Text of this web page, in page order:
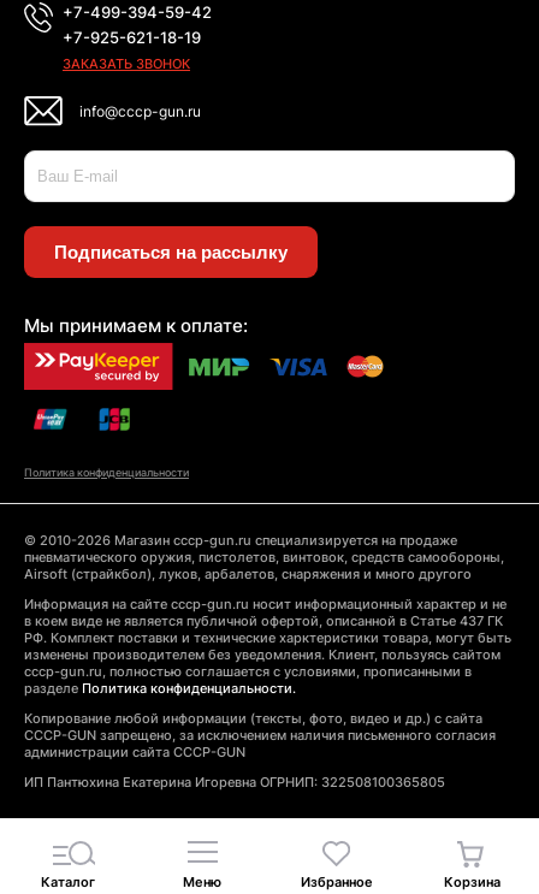
+7-499-394-59-42
+7-925-621-18-19
ЗАКАЗАТЬ ЗВОНОК
info@cccp-gun.ru
Подписаться на рассылку
Мы принимаем к оплате:
Политика конфиденциальности
© 2010-2026 Магазин cccp-gun.ru специализируется на продаже
пневматического оружия, пистолетов, винтовок, средств самообороны,
Airsoft (страйкбол), луков, арбалетов, снаряжения и много другого
Информация на сайте cccp-gun.ru носит информационный характер и не
в коем виде не является публичной офертой, описанной в Статье 437 ГК
РФ. Комплект поставки и технические харктеристики товара, могут быть
изменены производителем без уведомления. Клиент, пользуясь сайтом
cccp-gun.ru, полностью соглашается с условиями, прописанными в
разделе Политика конфиденциальности.
Копирование любой информации (тексты, фото, видео и др.) с сайта
CCCP-GUN запрещено, за исключением наличия письменного согласия
администрации сайта CCCP-GUN
ИП Пантюхина Екатерина Игоревна ОГРНИП: 322508100365805
Каталог Меню Избранное Корзина